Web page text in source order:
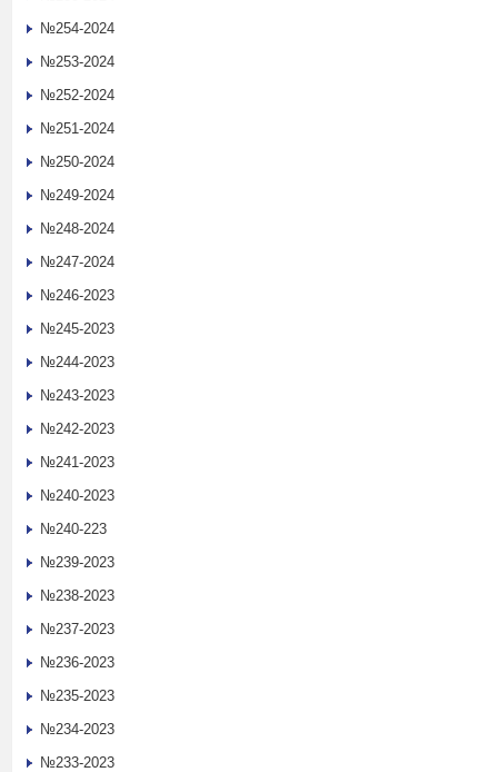
№254-2024
№253-2024
№252-2024
№251-2024
№250-2024
№249-2024
№248-2024
№247-2024
№246-2023
№245-2023
№244-2023
№243-2023
№242-2023
№241-2023
№240-2023
№240-223
№239-2023
№238-2023
№237-2023
№236-2023
№235-2023
№234-2023
№233-2023